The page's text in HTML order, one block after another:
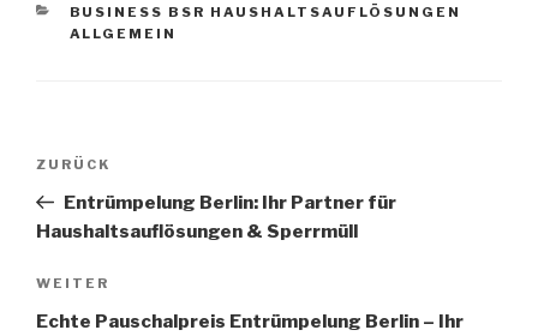
KATEGORIEN
BUSINESS BSR HAUSHALTSAUFLÖSUNGEN
ALLGEMEIN
Beitragsnavigation
Vorheriger
Beitrag
ZURÜCK
Entrümpelung Berlin: Ihr Partner für
Haushaltsauflösungen & Sperrmüll
Nächster
Beitrag
WEITER
Echte Pauschalpreis Entrümpelung Berlin – Ihr